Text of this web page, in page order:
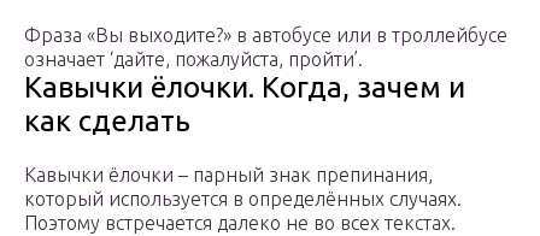
Фраза «Вы выходите?» в автобусе или в троллейбусе
означает ‘дайте, пожалуйста, пройти’.
Кавычки ёлочки. Когда, зачем и
как сделать
Кавычки ёлочки – парный знак препинания,
который используется в определённых случаях.
Поэтому встречается далеко не во всех текстах.